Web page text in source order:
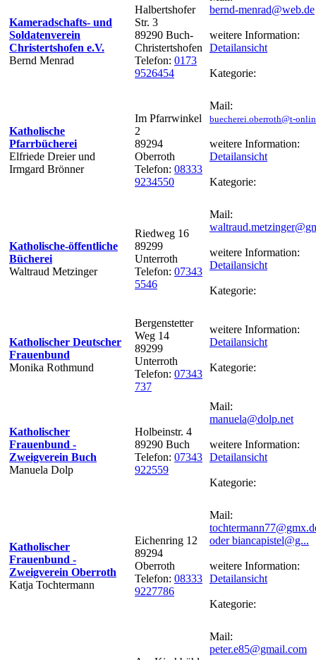
Kameradschafts- und
Soldatenverein
Christertshofen e.V.
Bernd Menrad
Halbertshofer
Str. 3
89290 Buch-
Christertshofen
Telefon: 0173
9526454
bernd-menrad@web.de
weitere Information:
Detailansicht
Kategorie:
Katholische
Pfarrbücherei
Elfriede Dreier und
Irmgard Brönner
Im Pfarrwinkel
2
89294
Oberroth
Telefon: 08333
9234550
Mail:
buecherei.oberroth@t-
weitere Information:
Detailansicht
Kategorie:
Katholische-öffentliche
Bücherei
Waltraud Metzinger
Riedweg 16
89299
Unterroth
Telefon: 07343
5546
Mail:
weitere Information:
Detailansicht
Kategorie:
Katholischer Deutscher
Frauenbund
Monika Rothmund
Bergenstetter
Weg 14
89299
Unterroth
Telefon: 07343
737
weitere Information:
Detailansicht
Kategorie:
Katholischer
Frauenbund -
Zweigverein Buch
Manuela Dolp
Holbeinstr. 4
89290 Buch
Telefon: 07343
922559
Mail:
manuela@dolp.net
weitere Information:
Detailansicht
Kategorie:
Katholischer
Frauenbund -
Zweigverein Oberroth
Katja Tochtermann
Eichenring 12
89294
Oberroth
Telefon: 08333
9227786
Mail:
oder biancapistel@g...
weitere Information:
Detailansicht
Kategorie:
Mail:
peter.e85@gmail.com